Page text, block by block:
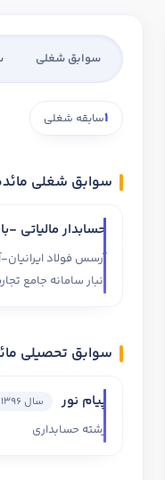
سوابق شغلی
1سابقه شغلی
سوابق شغلی
حسابدار مالیاتی
انبار سامانه جامع
سوابق تحصیلی
پیام نور سال 1396
رشته حسابداری